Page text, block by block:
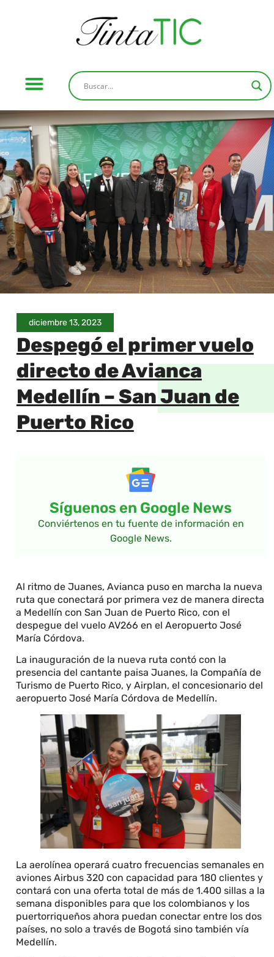
diciembre 13, 2023
Despegó el primer vuelo
directo de Avianca
Medellín – San Juan de
Puerto Rico
Síguenos en Google News
Conviértenos en tu fuente de información en
Google News.
Al ritmo de Juanes, Avianca puso en marcha la nueva
ruta que conectará por primera vez de manera directa
a Medellín con San Juan de Puerto Rico, con el
despegue del vuelo AV266 en el Aeropuerto José
María Córdova.
La inauguración de la nueva ruta contó con la
presencia del cantante paisa Juanes, la Compañía de
Turismo de Puerto Rico, y Airplan, el concesionario del
aeropuerto José María Córdova de Medellín.
La aerolínea operará cuatro frecuencias semanales en
aviones Airbus 320 con capacidad para 180 clientes y
contará con una oferta total de más de 1.400 sillas a la
semana disponibles para que los colombianos y los
puertorriqueños ahora puedan conectar entre los dos
países, no solo a través de Bogotá sino también vía
Medellín.